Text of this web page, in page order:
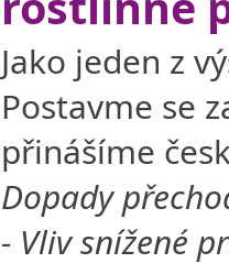
Jako jeden z
Postavme se
přinášíme
Dopady
- Vliv snížené